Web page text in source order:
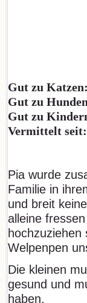
Gut zu
Gut zu
Gut zu
Vermittelt seit:
Pia wurde
Familie in
und breit
alleine
Welpenpen
Die kleinen
gesund und
haben.